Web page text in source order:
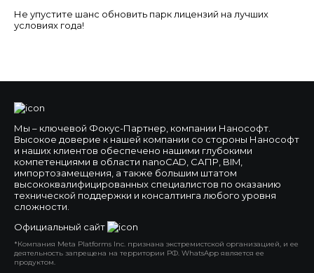
Не упустите шанс обновить парк лицензий на лучших
условиях года!
Мы – ключевой Фокус-Партнер, компании Нанософт.
Высокое доверие к нашей компании со стороны Нанософт
и наших клиентов обеспечено нашими глубокими
компетенциями в области nanoCAD, САПР, BIM,
импортозамещения, а также большим штатом
высококвалифицированных специалистов по оказанию
технической поддержки и консалтинга любого уровня
сложности.
Официальный сайт
*Компания Meta Platforms Inc. признана экстремистской организацией, и ее
деятельность запрещена на территории РФ. WhatsApp является ее
продуктом.